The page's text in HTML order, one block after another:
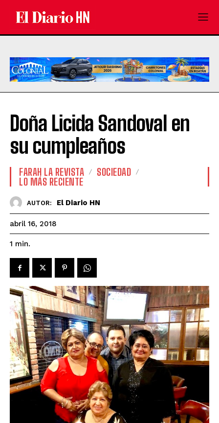
Doña Licida Sandoval en
su cumpleaños
FARAH LA REVISTA
SOCIEDAD
LO MÁS RECIENTE
AUTOR: El Diario HN
abril 16, 2018
1 min.